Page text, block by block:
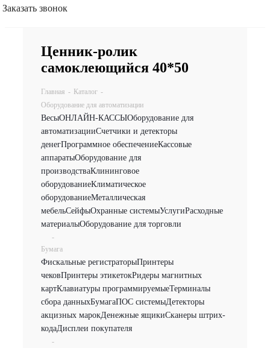
Заказать звонок
Ценник-ролик
самоклеющийся 40*50
Главная - Каталог -
Оборудование для автоматизации
ВесыОНЛАЙН-КАССЫОборудование для
автоматизацииСчетчики и детекторы
денегПрограммное обеспечениеКассовые
аппаратыОборудование для
производстваКлининговое
оборудованиеКлиматическое
оборудованиеМеталлическая
мебельСейфыОхранные системыУслугиРасходные
материалыОборудование для торговли
-
Бумага
Фискальные регистраторыПринтеры
чековПринтеры этикетокРидеры магнитных
картКлавиатуры программируемыеТерминалы
сбора данныхБумагаПОС системыДетекторы
акцизных марокДенежные ящикиСканеры штрих-
кодаДисплеи покупателя
-